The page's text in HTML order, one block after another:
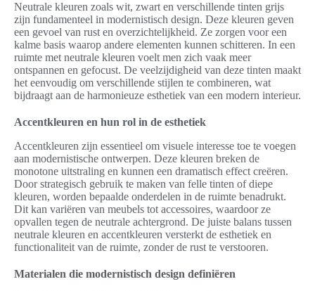
Neutrale kleuren zoals wit, zwart en verschillende tinten grijs
zijn fundamenteel in modernistisch design. Deze kleuren geven
een gevoel van rust en overzichtelijkheid. Ze zorgen voor een
kalme basis waarop andere elementen kunnen schitteren. In een
ruimte met neutrale kleuren voelt men zich vaak meer
ontspannen en gefocust. De veelzijdigheid van deze tinten maakt
het eenvoudig om verschillende stijlen te combineren, wat
bijdraagt aan de harmonieuze esthetiek van een modern interieur.
Accentkleuren en hun rol in de esthetiek
Accentkleuren zijn essentieel om visuele interesse toe te voegen
aan modernistische ontwerpen. Deze kleuren breken de
monotone uitstraling en kunnen een dramatisch effect creëren.
Door strategisch gebruik te maken van felle tinten of diepe
kleuren, worden bepaalde onderdelen in de ruimte benadrukt.
Dit kan variëren van meubels tot accessoires, waardoor ze
opvallen tegen de neutrale achtergrond. De juiste balans tussen
neutrale kleuren en accentkleuren versterkt de esthetiek en
functionaliteit van de ruimte, zonder de rust te verstooren.
Materialen die modernistisch design definiëren